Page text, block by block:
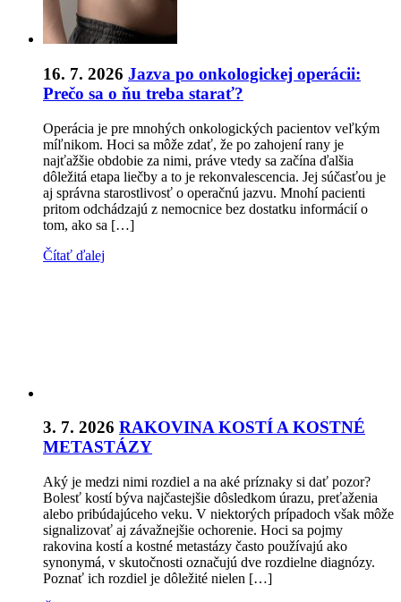
16. 7. 2026 Jazva po onkologickej operácii:
Prečo sa o ňu treba starať?
Operácia je pre mnohých onkologických pacientov veľkým
míľnikom. Hoci sa môže zdať, že po zahojení rany je
najťažšie obdobie za nimi, práve vtedy sa začína ďalšia
dôležitá etapa liečby a to je rekonvalescencia. Jej súčasťou je
aj správna starostlivosť o operačnú jazvu. Mnohí pacienti
pritom odchádzajú z nemocnice bez dostatku informácií o
tom, ako sa […]
Čítať ďalej
3. 7. 2026 RAKOVINA KOSTÍ A KOSTNÉ
METASTÁZY
Aký je medzi nimi rozdiel a na aké príznaky si dať pozor?
Bolesť kostí býva najčastejšie dôsledkom úrazu, preťaženia
alebo pribúdajúceho veku. V niektorých prípadoch však môže
signalizovať aj závažnejšie ochorenie. Hoci sa pojmy
rakovina kostí a kostné metastázy často používajú ako
synonymá, v skutočnosti označujú dve rozdielne diagnózy.
Poznať ich rozdiel je dôležité nielen […]